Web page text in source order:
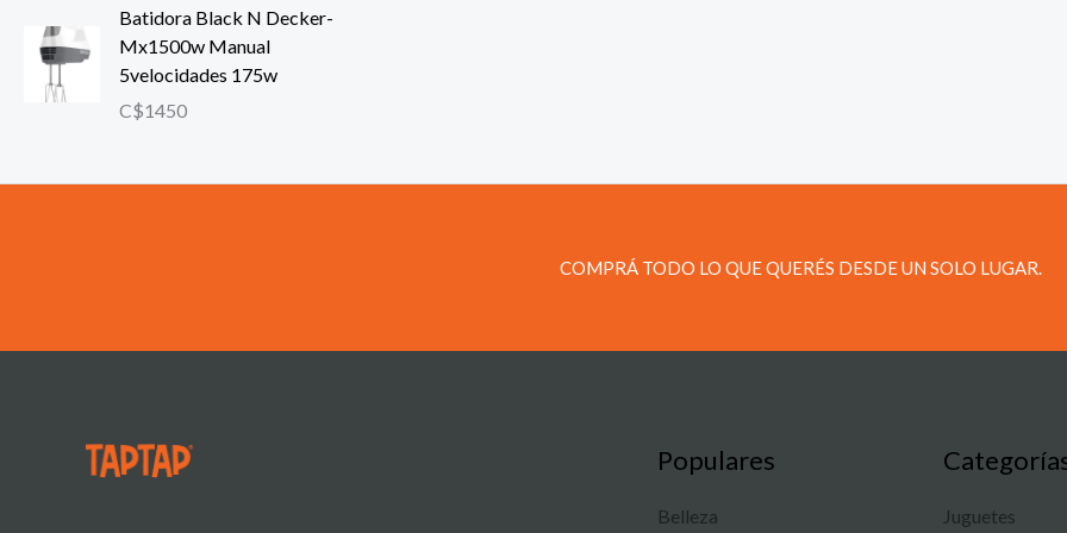
Batidora Black N Decker-
Mx1500w Manual
5velocidades 175w
C$1450
COMPRÁ TODO LO QUE QUERÉS DESDE UN SOLO LUGAR.
Populares
Belleza Juguetes